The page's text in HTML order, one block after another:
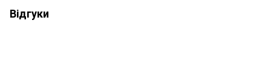
Відгуки